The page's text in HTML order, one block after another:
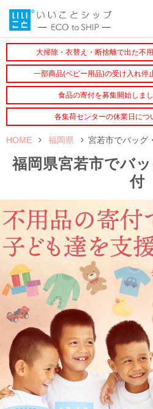
大掃除・衣替え・断捨離で出た不
一部商品(ベビー用品)の受け入れ停
食品の寄付を募集開始しま
各集荷センターの休業日につ
HOME 福岡県 宮若市でバッグ
福岡県宮若市でバ
付